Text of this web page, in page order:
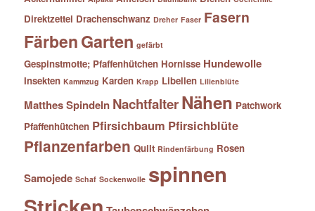
Direktzettel Drachenschwanz Dreher Faser Fasern
FärbenGarten gefärbt
Gespinstmotte; Pfaffenhütchen Hornisse Hundewolle
Insekten Kammzug Karden Krapp Libellen Lilienblüte
Matthes Spindeln NachtfalterNähen Patchwork
Pfaffenhütchen Pfirsichbaum Pfirsichblüte
Pflanzenfarben Quilt Rindenfärbung Rosen
Samojede Schaf Sockenwolle spinnen